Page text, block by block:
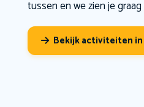
tussen en we zien je
Bekijk activiteiten